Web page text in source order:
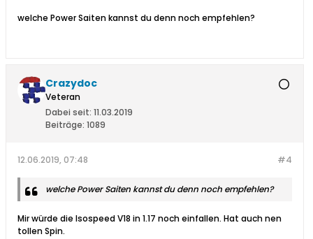
welche Power Saiten kannst du denn noch empfehlen?
Crazydoc
Veteran
Dabei seit: 11.03.2019
Beiträge: 1089
#4
12.06.2019, 07:48
welche Power Saiten kannst du denn noch empfehlen?
Mir würde die Isospeed V18 in 1.17 noch einfallen. Hat auch nen
tollen Spin.